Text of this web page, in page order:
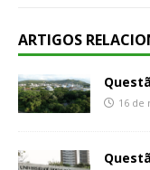
ARTIGOS
16 de